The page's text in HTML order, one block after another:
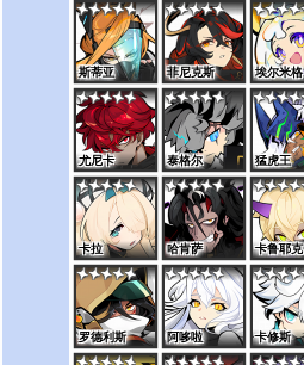
斯蒂亚 菲尼克斯 埃尔米格
尤尼卡 泰格尔 猛虎王
卡拉 哈肯萨 卡鲁耶克
罗德利斯 阿哆啦 卡修斯